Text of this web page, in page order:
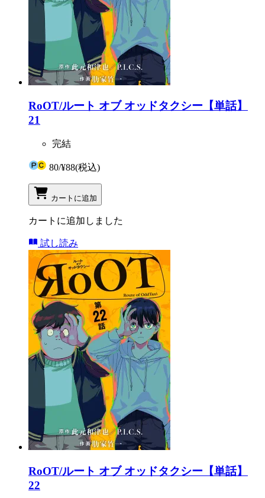
RoOT/ルート オブ オッドタクシー【単話】
21
完結
80/¥88(税込)
カートに追加
カートに追加しました
試し読み
RoOT/ルート オブ オッドタクシー【単話】
22